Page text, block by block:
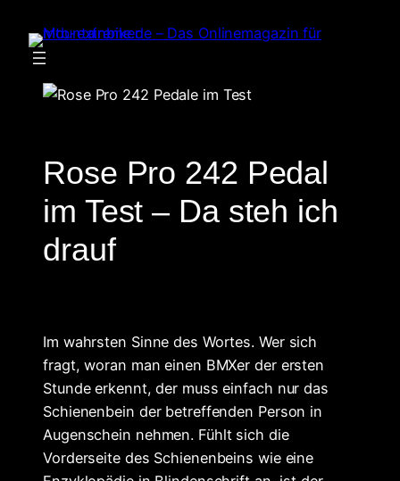
Inhalt
springen
Rose Pro 242 Pedal
im Test – Da steh ich
drauf
Im wahrsten Sinne des Wortes. Wer sich
fragt, woran man einen BMXer der ersten
Stunde erkennt, der muss einfach nur das
Schienenbein der betreffenden Person in
Augenschein nehmen. Fühlt sich die
Vorderseite des Schienenbeins wie eine